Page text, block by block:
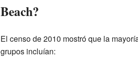
Beach?
El censo de 2010 mostró que la
grupos incluían: